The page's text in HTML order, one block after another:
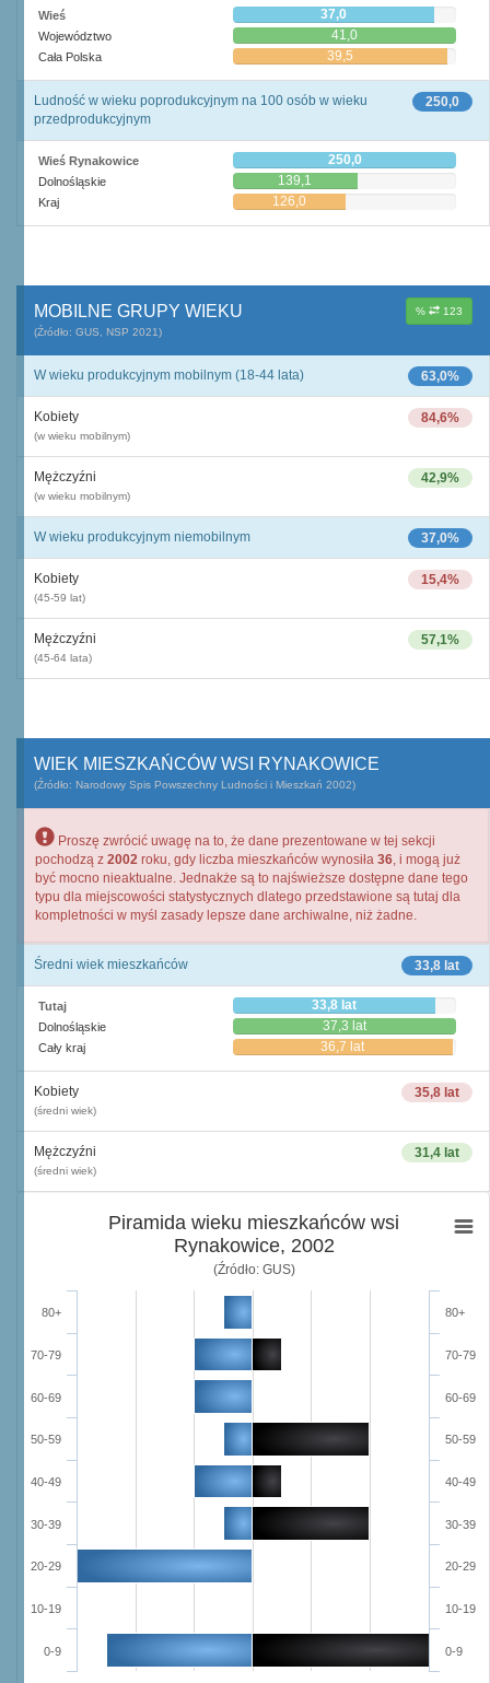
Wieś 37,0
Województwo 41,0
Cała Polska 39,5
250,0
Ludność w wieku poprodukcyjnym na 100 osób w wieku
przedprodukcyjnym
Wieś Rynakowice 250,0
Dolnośląskie 139,1
Kraj 126,0
% 123
MOBILNE GRUPY WIEKU
(Źródło: GUS, NSP 2021)
63,0%
W wieku produkcyjnym mobilnym (18-44 lata)
84,6%
Kobiety
(w wieku mobilnym)
42,9%
Mężczyźni
(w wieku mobilnym)
37,0%
W wieku produkcyjnym niemobilnym
15,4%
Kobiety
(45-59 lat)
57,1%
Mężczyźni
(45-64 lata)
WIEK MIESZKAŃCÓW WSI RYNAKOWICE
(Źródło: Narodowy Spis Powszechny Ludności i Mieszkań 2002)
Proszę zwrócić uwagę na to, że dane prezentowane w tej sekcji
pochodzą z 2002 roku, gdy liczba mieszkańców wynosiła 36, i mogą już
być mocno nieaktualne. Jednakże są to najświeższe dostępne dane tego
typu dla miejscowości statystycznych dlatego przedstawione są tutaj dla
kompletności w myśl zasady lepsze dane archiwalne, niż żadne.
33,8 lat
Średni wiek mieszkańców
Tutaj 33,8 lat
Dolnośląskie 37,3 lat
Cały kraj 36,7 lat
35,8 lat
Kobiety
(średni wiek)
31,4 lat
Mężczyźni
(średni wiek)
Piramida wieku mieszkańców wsi
Rynakowice, 2002
(Źródło: GUS)
0-9
10-19
20-29
30-39
40-49
50-59
60-69
70-79
80+
0-9
10-19
20-29
30-39
40-49
50-59
60-69
70-79
80+